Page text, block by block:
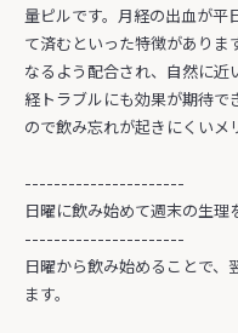
量ピルです。月経の出血が平
て済むといった特徴がありま
なるよう配合され、自然に近
経トラブルにも効果が期待で
ので飲み忘れが起きにくいメ
----------------------
日曜に飲み始めて週末の生理
----------------------
日曜から飲み始めることで、
ます。